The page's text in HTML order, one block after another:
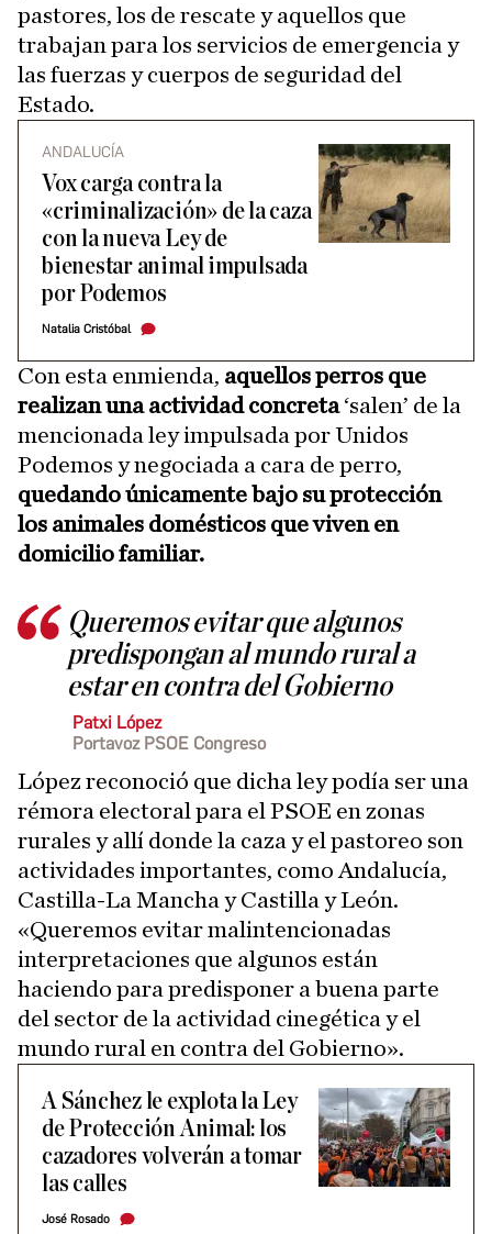
pastores, los de rescate y aquellos que
trabajan para los servicios de emergencia y
las fuerzas y cuerpos de seguridad del
Estado.
ANDALUCÍA
Vox carga contra la
«criminalización» de la caza
con la nueva Ley de
bienestar animal impulsada
por Podemos
Natalia Cristóbal
Con esta enmienda, aquellos perros que
realizan una actividad concreta‘salen’ de la
mencionada ley impulsada por Unidos
Podemos y negociada a cara de perro,
quedando únicamente bajo su protección
los animales domésticos que viven en
domicilio familiar.
Queremos evitar que algunos
predispongan al mundo rural a
estar en contra del Gobierno
Patxi López
Portavoz PSOE Congreso
López reconoció que dicha ley podía ser una
rémora electoral para el PSOE en zonas
rurales y allí donde la caza y el pastoreo son
actividades importantes, como Andalucía,
Castilla-La Mancha y Castilla y León.
«Queremos evitar malintencionadas
interpretaciones que algunos están
haciendo para predisponer a buena parte
del sector de la actividad cinegética y el
mundo rural en contra del Gobierno».
A Sánchez le explota la Ley
de Protección Animal: los
cazadores volverán a tomar
las calles
José Rosado